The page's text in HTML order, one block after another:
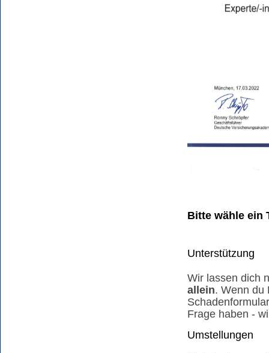
Bitte wähle ein
Unterstützung
Wir lassen dich
allein. Wenn du
Frage haben -
Umstellungen